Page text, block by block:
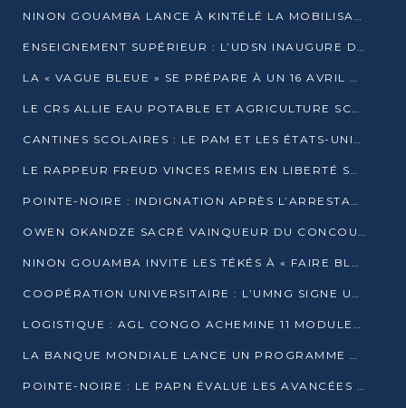
NINON GOUAMBA LANCE À KINTÉLÉ LA MOBILISATION POUR L’INVESTITURE DR DSN
ENSEIGNEMENT SUPÉRIEUR : L’UDSN INAUGURE DES LABORATOIRES POUR BOOSTER LA FORMATION PRATIQUE
LA « VAGUE BLEUE » SE PRÉPARE À UN 16 AVRIL HISTORIQUE
LE CRS ALLIE EAU POTABLE ET AGRICULTURE SCOLAIRE AU CŒUR DE LA TRANSFORMATION DES ÉCOLES RURALES
CANTINES SCOLAIRES : LE PAM ET LES ÉTATS-UNIS AU CONTACT DES ÉCOLIERS DE KINKALA
LE RAPPEUR FREUD VINCES REMIS EN LIBERTÉ SOUS PRESSION MÉDIATIQUE
POINTE-NOIRE : INDIGNATION APRÈS L’ARRESTATION DU RAPPEUR FREUD VINCES
OWEN OKANDZE SACRÉ VAINQUEUR DU CONCOURS SLAM POUR LA VIE
NINON GOUAMBA INVITE LES TÉKÉS À « FAIRE BLOC » POUR PESER DANS LE DÉBAT NATIONAL
COOPÉRATION UNIVERSITAIRE : L’UMNG SIGNE UN ACCORD STRATÉGIQUE AVEC L’UNIVERSITÉ HAINAN EN CHINE
LOGISTIQUE : AGL CONGO ACHEMINE 11 MODULES GÉANTS JUSQU’À BRAZZAVILLE
LA BANQUE MONDIALE LANCE UN PROGRAMME DE 394 MILLIONS DE DOLLARS POUR LE BASSIN DU CONGO
POINTE-NOIRE : LE PAPN ÉVALUE LES AVANCÉES DU MÔLE EST